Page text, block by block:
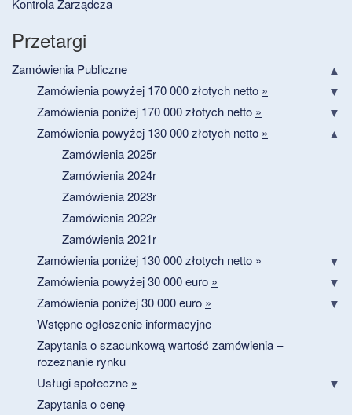
Przetargi
Zamówienia Publiczne
Zamówienia powyżej 170 000 złotych netto »
Zamówienia poniżej 170 000 złotych netto »
Zamówienia powyżej 130 000 złotych netto »
Zamówienia 2025r
Zamówienia 2024r
Zamówienia 2023r
Zamówienia 2022r
Zamówienia 2021r
Zamówienia poniżej 130 000 złotych netto »
Zamówienia powyżej 30 000 euro »
Zamówienia poniżej 30 000 euro »
Wstępne ogłoszenie informacyjne
Zapytania o szacunkową wartość zamówienia –
rozeznanie rynku
Usługi społeczne »
Zapytania o cenę